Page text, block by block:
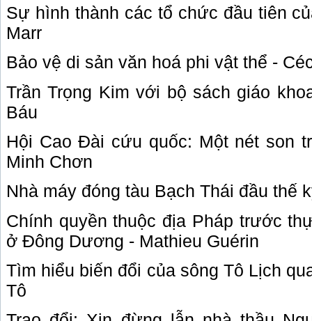
Sự hình thành các tổ chức đầu tiên
Marr
Bảo vệ di sản văn hoá phi vật thể -
Trần Trọng Kim với bộ sách giáo
Báu
Hội Cao Đài cứu quốc: Một nét son
Minh Chơn
Nhà máy đóng tàu Bạch Thái đầu thế
Chính quyền thuộc địa Pháp trước
ở Đông Dương - Mathieu Guérin
Tìm hiểu biến đổi của sông Tô Lịch
Tô